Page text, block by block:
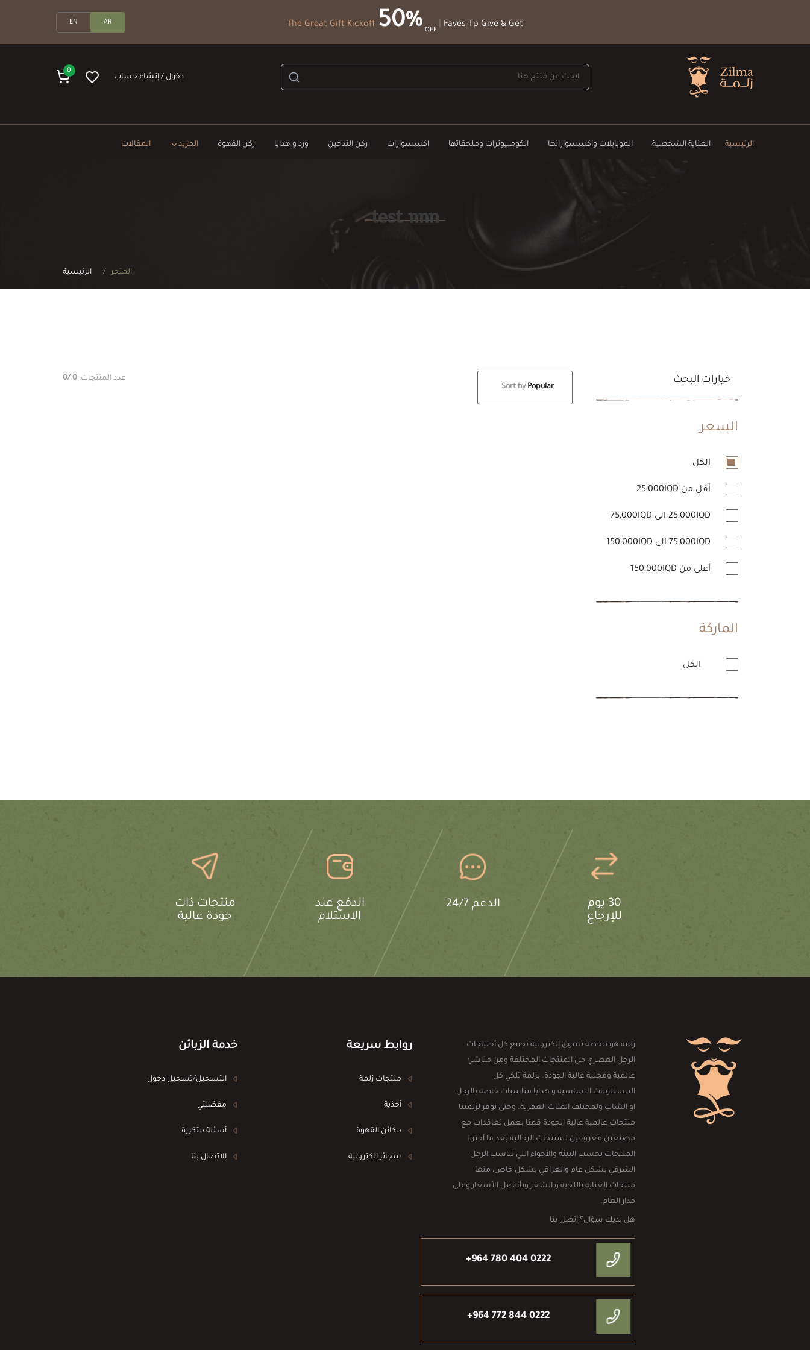
The Great Gift Kickoff 50% OFF
Faves Tp Give & Get
AR
EN
دخول / إنشاء حساب
0
الرئيسية العناية الشخصية الموبايلات واكسسواراتها الكومبيوترات وملحقاتها اكسسوارات ركن التدخين ورد و هدايا ركن القهوة المزيد المقالات
test nnn
الرئيسية المتجر
خيارات البحث
السعر
الكل
أقل من 25,000IQD
أعلى من 150,000IQD
الماركة
الكل
Popular
Sort by
عدد المنتجات: 0
/0
منتجات ذات
جودة عالية
الدفع عند
الاستلام
الدعم 24/7
30 يوم
للإرجاع
زلمة هو محطة تسوق إلكترونية تجمع كل أحتياجات
الرجل العصري من المنتجات المختلفة ومن مناشئ
عالمية ومحلية عالية الجودة. بزلمة تلكي كل
المستلزمات الاساسيه و هدايا مناسبات خاصه بالرجل
او الشاب ولمختلف الفئات العمرية. وحتى نوفر لزلمتنا
منتجات عالمية عالية الجودة قمنا بعمل تعاقدات مع
مصنعين معروفين للمنتجات الرجالية بعد ما أخترنا
المنتجات بحسب البيئة والأجواء اللي تناسب الرجل
الشرقي بشكل عام والعراقي بشكل خاص، منها
منتجات العناية باللحيه و الشعر وبأفضل الأسعار وعلى
مدار العام.
هل لديك سؤال؟ اتصل بنا
+964 780 404 0222
+964 772 844 0222
روابط سريعة
منتجات زلمة
أحذية
مكائن القهوة
سجائر الكترونية
خدمة الزبائن
التسجيل/تسجيل دخول
مفضلتي
أسئلة متكررة
الاتصال بنا